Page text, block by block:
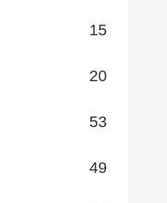
15
20
53
49